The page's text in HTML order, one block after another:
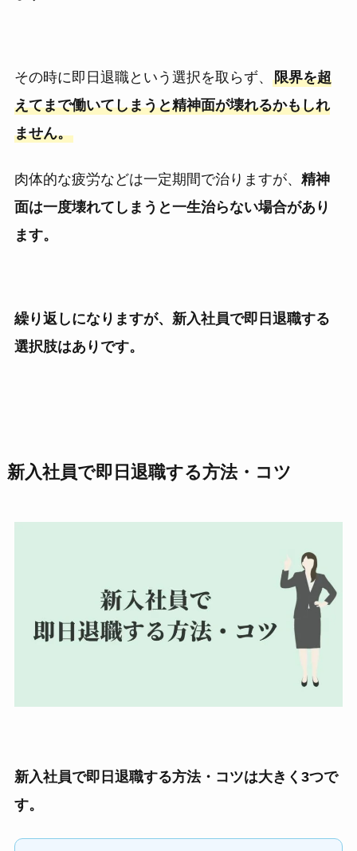
その時に即日退職という選択を取らず、 限界を超
えてまで働いてしまうと精神面が壊れるかもしれ
ません。
肉体的な疲労などは一定期間で治りますが、 精神
面は一度壊れてしまうと一生治らない場合があり
ます。
繰り返しになりますが、新入社員で即日退職する
選択肢はありです。
新入社員で即日退職する方法・コツ
新入社員で即日退職する方法・コツは大きく3つで
す。